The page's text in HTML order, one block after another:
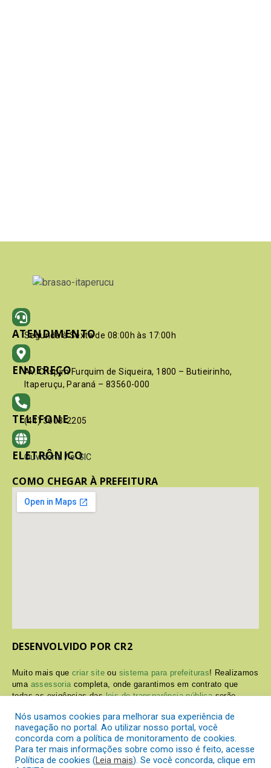
ATENDIMENTO
Segunda à Sexta de 08:00h às 17:00h
ENDEREÇO
Av. Crispim Furquim de Siqueira, 1800 – Butieirinho,
Itaperuçu, Paraná – 83560-000
TELEFONE
(41) 3603-2205
ELETRÔNICO
Ouvidoria / e-SIC
COMO CHEGAR À PREFEITURA
DESENVOLVIDO POR CR2
Muito mais quecriar site ou sistema para prefeituras! Realizamos
uma assessoria completa, onde garantimos em contrato que
todas as exigências dasleis de transparência públicaserão
Conheça oPNTPe oRadar da Transparência Pública
Nós usamos cookies para melhorar sua experiência de
navegação no portal. Ao utilizar nosso portal, você
concorda com a política de monitoramento de cookies.
Para ter mais informações sobre como isso é feito, acesse
Política de cookies (Leia mais). Se você concorda, clique em